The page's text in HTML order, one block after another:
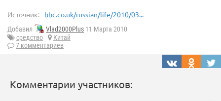
Источник: bbc.co.uk/russian/life/2010/03...
Добавил Vlad2000Plus 11 Марта 2010
средство
Китай
7 комментариев
Комментарии участников: